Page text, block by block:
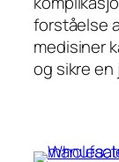
forståelse
medisiner
og sikre en